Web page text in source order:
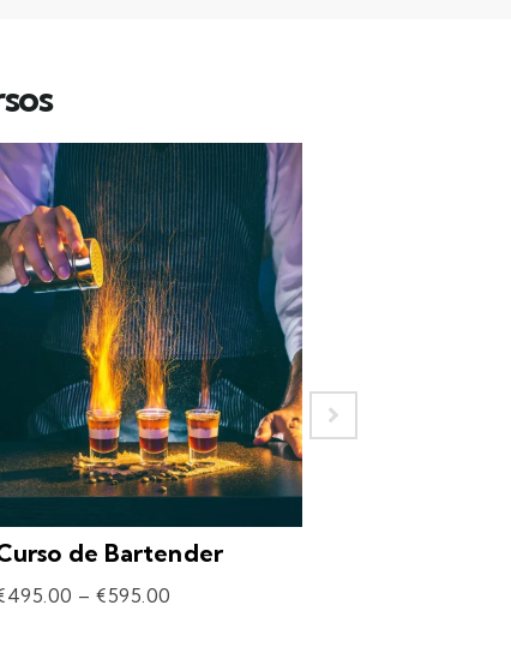
de Bartender
495.00 – €595.00